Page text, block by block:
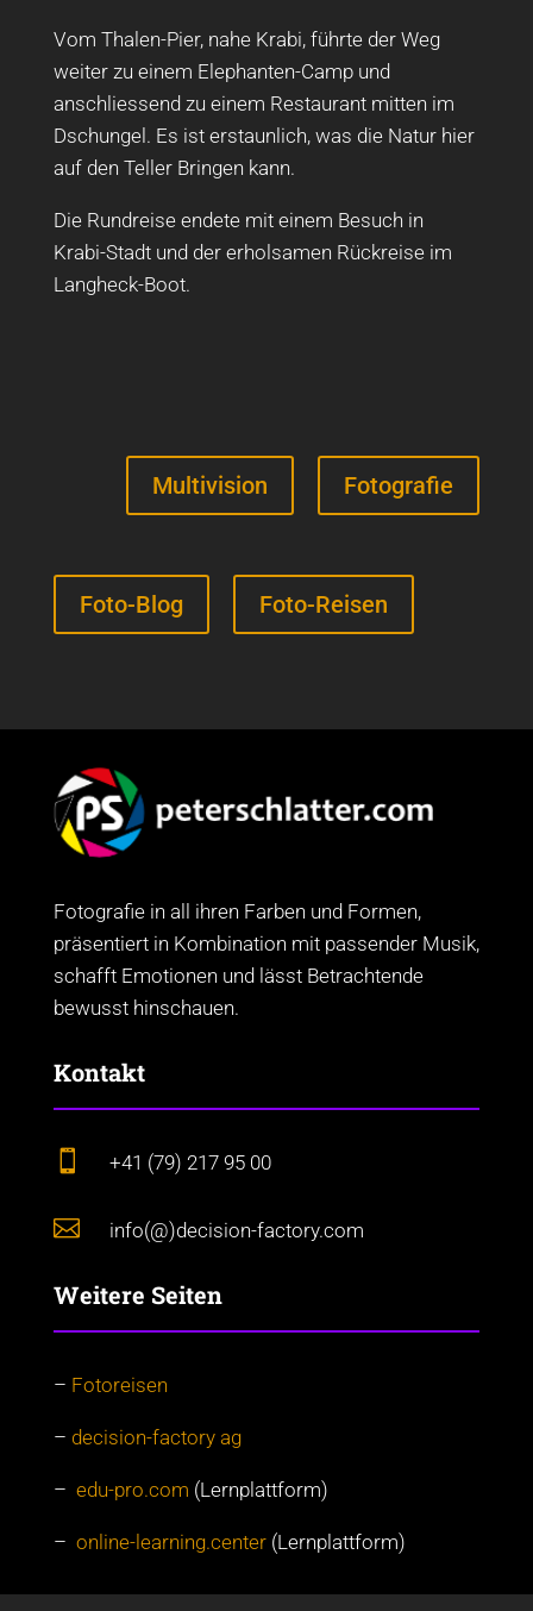
Vom Thalen-Pier, nahe Krabi, führte der Weg
weiter zu einem Elephanten-Camp und
anschliessend zu einem Restaurant mitten im
Dschungel. Es ist erstaunlich, was die Natur hier
auf den Teller Bringen kann.
Die Rundreise endete mit einem Besuch in
Krabi-Stadt und der erholsamen Rückreise im
Langheck-Boot.
Multivision Fotografie
Foto-Blog Foto-Reisen
Fotografie in all ihren Farben und Formen,
präsentiert in Kombination mit passender Musik,
schafft Emotionen und lässt Betrachtende
bewusst hinschauen.
Kontakt
 +41 (79) 217 95 00
 info(@)decision-factory.com
Weitere Seiten
– Fotoreisen
– decision-factory ag
– edu-pro.com (Lernplattform)
– online-learning.center(Lernplattform)